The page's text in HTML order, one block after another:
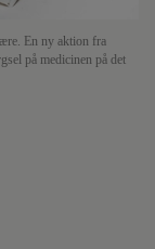
En ny aktion fra
på medicinen på det